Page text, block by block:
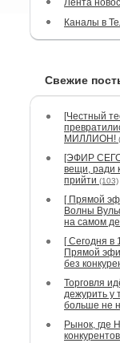
Лента
Каналы в
Свежие
[Честный
МИЛЛИОН!
[ЭФИР
вещи, ради
прийти (103)
[ Прямой
Волны
на самом
[ Сегодня
Прямой
без
Торговля
дежурить у
больше не
Рынок, где